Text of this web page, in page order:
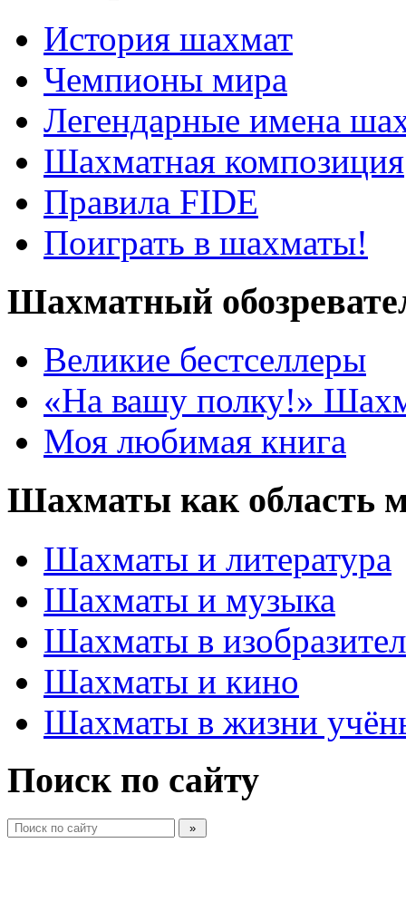
История шахмат
Чемпионы мира
Легендарные имена
Шахматная композиция
Правила FIDE
Поиграть в шахматы!
Шахматный
Великие бестселлеры
«На вашу полку!»
Моя любимая книга
Шахматы как область
Шахматы и литература
Шахматы и музыка
Шахматы в
Шахматы и кино
Шахматы в жизни
Поиск по сайту